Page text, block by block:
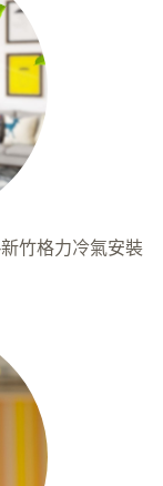
竹格力冷氣安裝